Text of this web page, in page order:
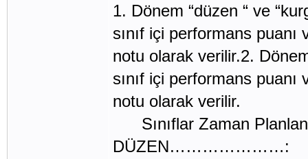
1. Dönem “düzen “ ve
sınıf içi performans
notu olarak verilir.2.
sınıf içi performans
notu olarak verilir.
Sınıflar Zaman
DÜZEN…………………: 1